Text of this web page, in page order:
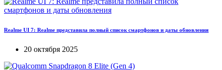
Realme UI 7: Realme представила полный список смартфонов и даты обновления
20 октября 2025